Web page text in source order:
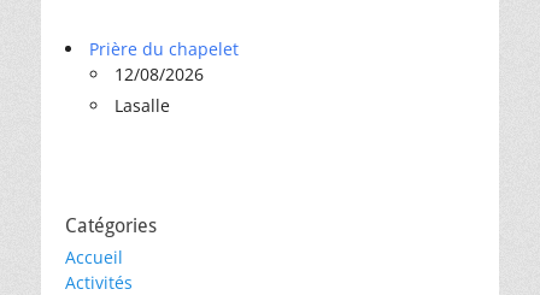
Prière du chapelet
12/08/2026
Lasalle
Catégories
Accueil
Activités